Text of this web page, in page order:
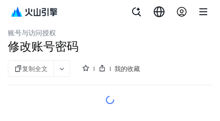
云数据库 veDB MySQL 版
账号与访问授权
修改账号密码
复制全文 我的收藏